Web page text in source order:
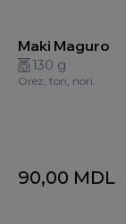
Maki Maguro
130 g
Orez, ton, nori.
90,00 MDL